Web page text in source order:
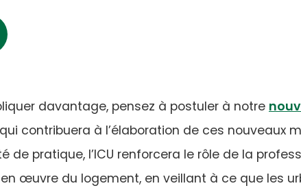
davantage, pensez à postuler à notre
contribuera à l’élaboration de ces nouveaux
pratique, l’ICU renforcera le rôle de la
œuvre du logement, en veillant à ce que les